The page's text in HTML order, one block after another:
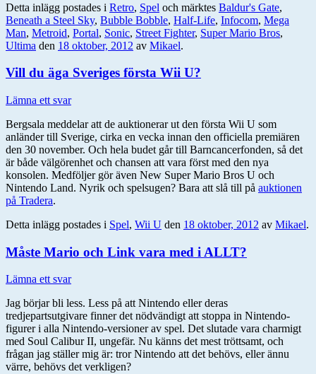
Detta inlägg postades i Retro, Spel och märktes Baldur's Gate,
Beneath a Steel Sky, Bubble Bobble, Half-Life, Infocom, Mega
Man, Metroid, Portal, Sonic, Street Fighter, Super Mario Bros,
Ultima den 18 oktober, 2012 av Mikael.
Vill du äga Sveriges första Wii U?
Lämna ett svar
Bergsala meddelar att de auktionerar ut den första Wii U som
anländer till Sverige, cirka en vecka innan den officiella premiären
den 30 november. Och hela budet går till Barncancerfonden, så det
är både välgörenhet och chansen att vara först med den nya
konsolen. Medföljer gör även New Super Mario Bros U och
Nintendo Land. Nyrik och spelsugen? Bara att slå till på auktionen
på Tradera.
Detta inlägg postades i Spel, Wii U den 18 oktober, 2012 av Mikael.
Måste Mario och Link vara med i ALLT?
Lämna ett svar
Jag börjar bli less. Less på att Nintendo eller deras
tredjepartsutgivare finner det nödvändigt att stoppa in Nintendo-
figurer i alla Nintendo-versioner av spel. Det slutade vara charmigt
med Soul Calibur II, ungefär. Nu känns det mest tröttsamt, och
frågan jag ställer mig är: tror Nintendo att det behövs, eller ännu
värre, behövs det verkligen?